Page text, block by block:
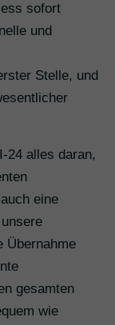
sofort
und
Stelle, und
24 alles daran,
eine
Übernahme
gesamten
wie